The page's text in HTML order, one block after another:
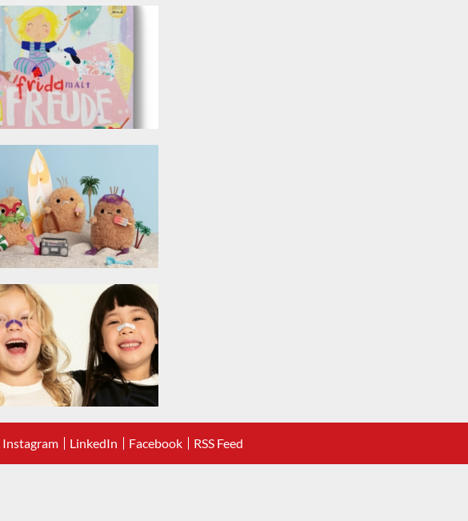
Instagram LinkedIn Facebook RSS Feed